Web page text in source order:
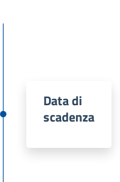
Data di
scadenza